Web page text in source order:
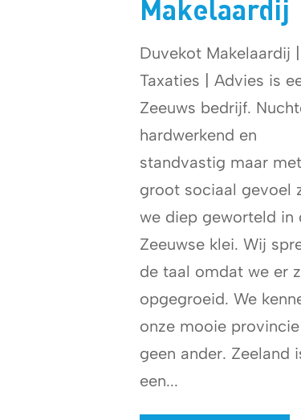
Makelaardij
Duvekot Makelaardij |
Taxaties | Advies is
Zeeuws bedrijf.
hardwerkend en
standvastig maar
groot sociaal gevoel
we diep geworteld in
Zeeuwse klei. Wij
de taal omdat we er
opgegroeid. We
onze mooie
geen ander. Zeeland
een...